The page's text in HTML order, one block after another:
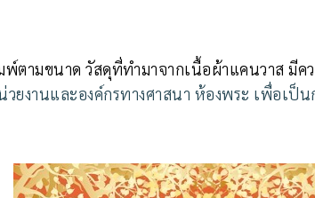
ตามขนาด วัสดุที่ทำมาจากเนื้อผ้าแคนวาส มี
ยงานและองค์กรทางศาสนา ห้องพระ เพื่อเป็